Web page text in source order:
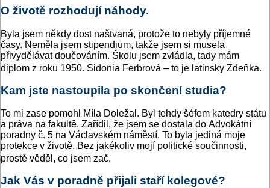
O životě rozhodují náhody.
Byla jsem někdy dost naštvaná, protože to nebyly příjemné
časy. Neměla jsem stipendium, takže jsem si musela
přivydělávat doučováním. Školu jsem zvládla, tady mám
diplom z roku 1950. Sidonia Ferbrová – to je latinsky Zdeňka.
Kam jste nastoupila po skončení studia?
To mi zase pomohl Míla Doležal. Byl tehdy šéfem katedry státu
a práva na fakultě. Zařídil, že jsem se dostala do Advokátní
poradny č. 5 na Václavském náměstí. To byla jediná moje
protekce v životě. Bez jakékoliv mojí politické součinnosti,
prostě věděl, co jsem zač.
Jak Vás v poradně přijali staří kolegové?